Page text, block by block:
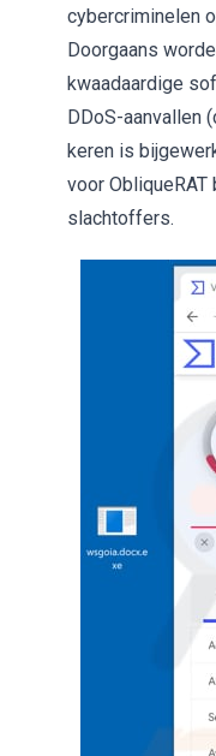
cybercriminelen
Doorgaans
kwaadaardige
DDoS-aanvallen
keren is
voor
slachtoffers.